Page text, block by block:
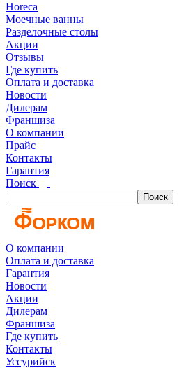
Horeca
Моечные ванны
Разделочные столы
Акции
Отзывы
Где купить
Оплата и доставка
Новости
Дилерам
Франшиза
О компании
Прайс
Контакты
Гарантия
Поиск
Поиск
О компании
Оплата и доставка
Гарантия
Новости
Акции
Дилерам
Франшиза
Где купить
Контакты
Уссурийск